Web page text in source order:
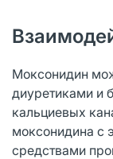
Моксонидин
диуретиками и
кальциевых
моксонидина с
средствами